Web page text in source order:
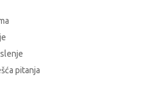
pitanja